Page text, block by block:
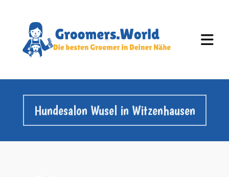
Hundesalon Wusel in Witzenhausen